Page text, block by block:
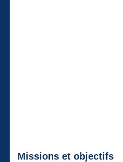
Missions et objectifs